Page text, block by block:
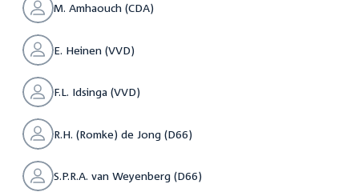
M. Amhaouch (CDA)
E. Heinen (VVD)
F.L. Idsinga (VVD)
R.H. (Romke) de Jong (D66)
S.P.R.A. van Weyenberg (D66)